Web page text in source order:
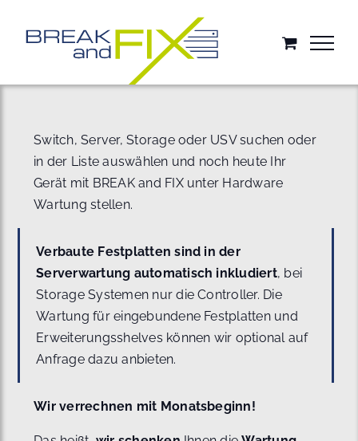
springen
Switch, Server, Storage oder USV suchen oder
in der Liste auswählen und noch heute Ihr
Gerät mit BREAK and FIX unter Hardware
Wartung stellen.
Verbaute Festplatten sind in der
Serverwartung automatisch inkludiert, bei
Storage Systemen nur die Controller. Die
Wartung für eingebundene Festplatten und
Erweiterungsshelves können wir optional auf
Anfrage dazu anbieten.
Wir verrechnen mit Monatsbeginn!